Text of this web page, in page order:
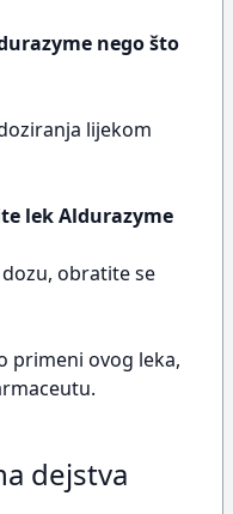
nego što
lijekom
lek Aldurazyme
obratite se
primeni ovog leka,
dejstva